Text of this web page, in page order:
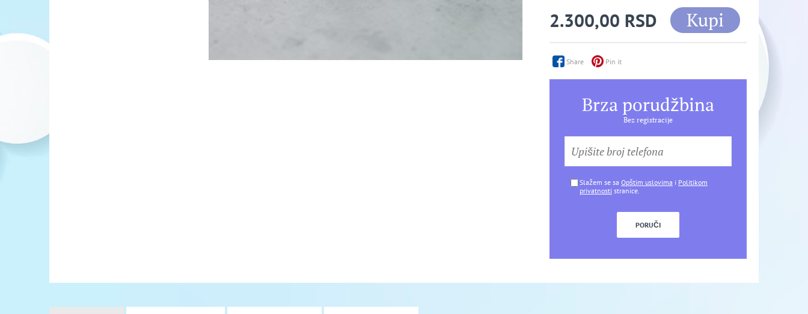
2.300,00 RSD Kupi
Share Pin it
Brza porudžbina
Bez registracije
Slažem se sa Opštim uslovima i Politikom
privatnosti stranice.